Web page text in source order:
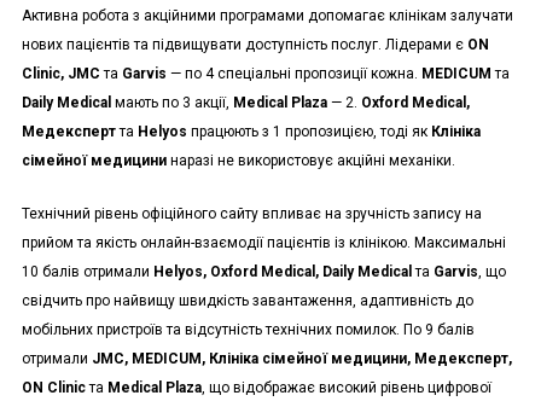
Активна робота з акційними програмами допомагає клінікам залучати
нових пацієнтів та підвищувати доступність послуг. Лідерами є ON
Clinic, JMCта Garvis — по 4 спеціальні пропозиції кожна. MEDICUMта
Daily Medical мають по 3 акції, Medical Plaza— 2. Oxford Medical,
Медекспертта Helyos працюють з 1 пропозицією, тоді як Клініка
сімейної медицининаразі не використовує акційні механіки.
Технічний рівень офіційного сайту впливає на зручність запису на
прийом та якість онлайн-взаємодії пацієнтів із клінікою. Максимальні
10 балів отримали Helyos, Oxford Medical, Daily Medicalта Garvis, що
свідчить про найвищу швидкість завантаження, адаптивність до
мобільних пристроїв та відсутність технічних помилок. По 9 балів
отримали JMC, MEDICUM, Клініка сімейної медицини, Медексперт,
ON Clinicта Medical Plaza, що відображає високий рівень цифрової